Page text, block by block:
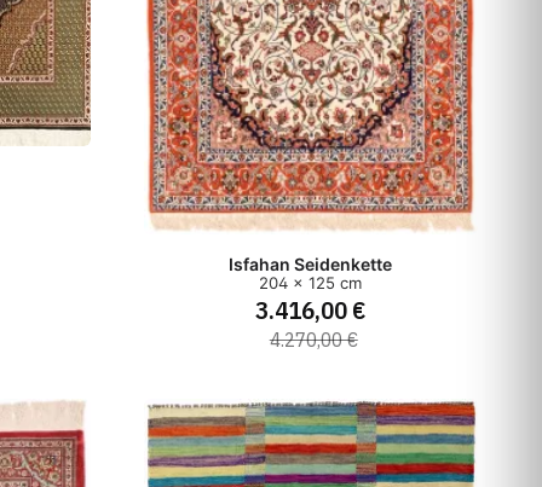
Isfahan Seidenkette
204 x 125 cm
3.416,00 €
4.270,00 €